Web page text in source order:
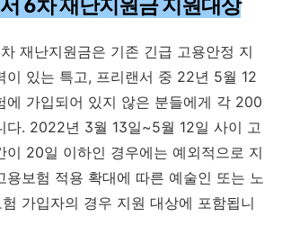
6차 재난지원금 지원대상
재난지원금은 기존 긴급 고용안정 지
이 있는 특고, 프리랜서 중 22년 5월 12
에 가입되어 있지 않은 분들에게 각 200
다. 2022년 3월 13일~5월 12일 사이 고
이 20일 이하인 경우에는 예외적으로 지
용보험 적용 확대에 따른 예술인 또는 노
가입자의 경우 지원 대상에 포함됩니